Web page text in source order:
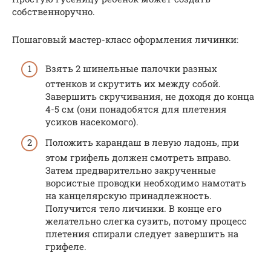
собственноручно.
Пошаговый мастер-класс оформления личинки:
Взять 2 шинельные палочки разных
оттенков и скрутить их между собой.
Завершить скручивания, не доходя до конца
4-5 см (они понадобятся для плетения
усиков насекомого).
Положить карандаш в левую ладонь, при
этом грифель должен смотреть вправо.
Затем предварительно закрученные
ворсистые проводки необходимо намотать
на канцелярскую принадлежность.
Получится тело личинки. В конце его
желательно слегка сузить, потому процесс
плетения спирали следует завершить на
грифеле.